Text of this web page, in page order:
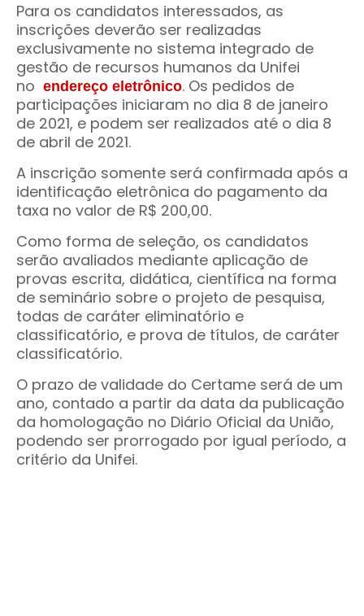
Para os candidatos interessados, as
inscrições deverão ser realizadas
exclusivamente no sistema integrado de
gestão de recursos humanos da Unifei
no endereço eletrônico. Os pedidos de
participações iniciaram no dia 8 de janeiro
de 2021, e podem ser realizados até o dia 8
de abril de 2021.
A inscrição somente será confirmada após a
identificação eletrônica do pagamento da
taxa no valor de R$ 200,00.
Como forma de seleção, os candidatos
serão avaliados mediante aplicação de
provas escrita, didática, científica na forma
de seminário sobre o projeto de pesquisa,
todas de caráter eliminatório e
classificatório, e prova de títulos, de caráter
classificatório.
O prazo de validade do Certame será de um
ano, contado a partir da data da publicação
da homologação no Diário Oficial da União,
podendo ser prorrogado por igual período, a
critério da Unifei.